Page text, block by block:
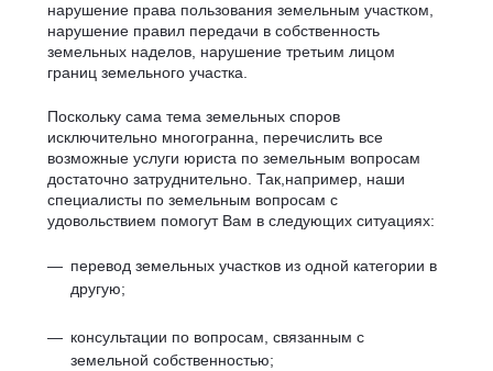
нарушение права пользования земельным участком,
нарушение правил передачи в собственность
земельных наделов, нарушение третьим лицом
границ земельного участка.
Поскольку сама тема земельных споров
исключительно многогранна, перечислить все
возможные услуги юриста по земельным вопросам
достаточно затруднительно. Так,например, наши
специалисты по земельным вопросам с
удовольствием помогут Вам в следующих ситуациях:
перевод земельных участков из одной категории в
другую;
консультации по вопросам, связанным с
земельной собственностью;